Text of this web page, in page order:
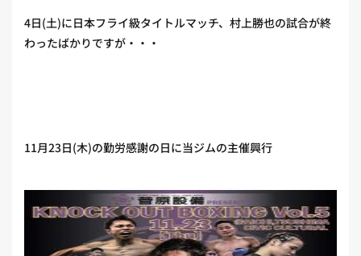
4日(土)に日本フライ級タイトルマッチ、村上勝也の試合が終
わったばかりですが・・・
11月23日(木)の勤労感謝の日に当ジムの主催興行